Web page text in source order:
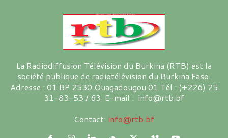
La Radiodiffusion Télévision du Burkina (RTB) est la
société publique de radiotélévision du Burkina Faso.
Adresse : 01 BP 2530 Ouagadougou 01 Tél : (+226) 25
31-83-53 / 63 E-mail : info@rtb.bf
Contact: info@rtb.bf